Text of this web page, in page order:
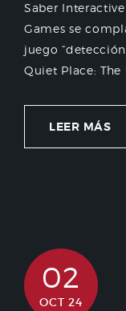
Saber
Games se
juego
Quiet Place:
LEER MÁS
02
OCT 24